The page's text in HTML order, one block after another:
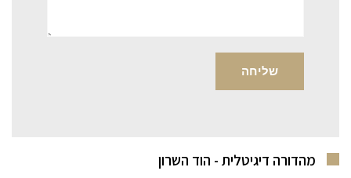
מהדורה דיגיטלית - הוד השרון